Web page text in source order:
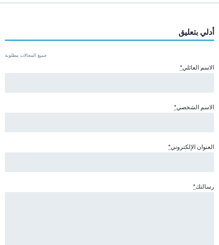
أدلي بتعليق
جميع المجالات مطلوبة
الاسم العائلي*
الاسم الشخصي*
العنوان الإلكتروني*
رسالتك*